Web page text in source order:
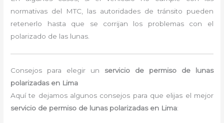
normativas del MTC, las autoridades de tránsito pueden
retenerlo hasta que se corrijan los problemas con el
polarizado de las lunas.
Consejos para elegir un servicio de permiso de lunas
polarizadas en Lima
Aquí te dejamos algunos consejos para que elijas el mejor
servicio de permiso de lunas polarizadas en Lima: